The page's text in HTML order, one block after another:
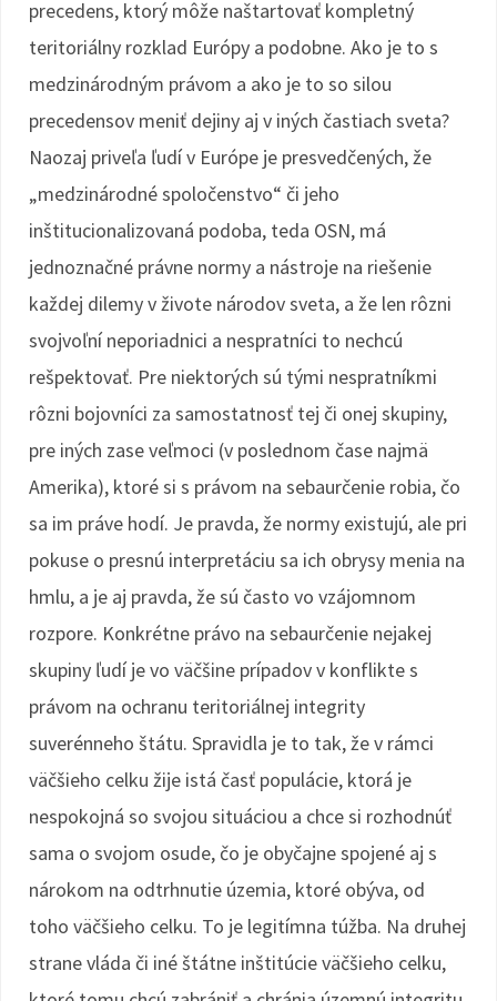
precedens, ktorý môže naštartovať kompletný
teritoriálny rozklad Európy a podobne. Ako je to s
medzinárodným právom a ako je to so silou
precedensov meniť dejiny aj v iných častiach sveta?
Naozaj priveľa ľudí v Európe je presvedčených, že
„medzinárodné spoločenstvo“ či jeho
inštitucionalizovaná podoba, teda OSN, má
jednoznačné právne normy a nástroje na riešenie
každej dilemy v živote národov sveta, a že len rôzni
svojvoľní neporiadnici a nespratníci to nechcú
rešpektovať. Pre niektorých sú tými nespratníkmi
rôzni bojovníci za samostatnosť tej či onej skupiny,
pre iných zase veľmoci (v poslednom čase najmä
Amerika), ktoré si s právom na sebaurčenie robia, čo
sa im práve hodí. Je pravda, že normy existujú, ale pri
pokuse o presnú interpretáciu sa ich obrysy menia na
hmlu, a je aj pravda, že sú často vo vzájomnom
rozpore. Konkrétne právo na sebaurčenie nejakej
skupiny ľudí je vo väčšine prípadov v konflikte s
právom na ochranu teritoriálnej integrity
suverénneho štátu. Spravidla je to tak, že v rámci
väčšieho celku žije istá časť populácie, ktorá je
nespokojná so svojou situáciou a chce si rozhodnúť
sama o svojom osude, čo je obyčajne spojené aj s
nárokom na odtrhnutie územia, ktoré obýva, od
toho väčšieho celku. To je legitímna túžba. Na druhej
strane vláda či iné štátne inštitúcie väčšieho celku,